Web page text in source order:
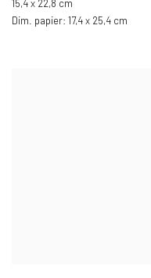
15,4 x 22,8 cm
Dim. papier: 17,4 x 25,4 cm